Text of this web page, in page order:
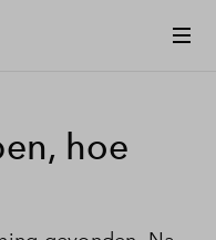
hoe